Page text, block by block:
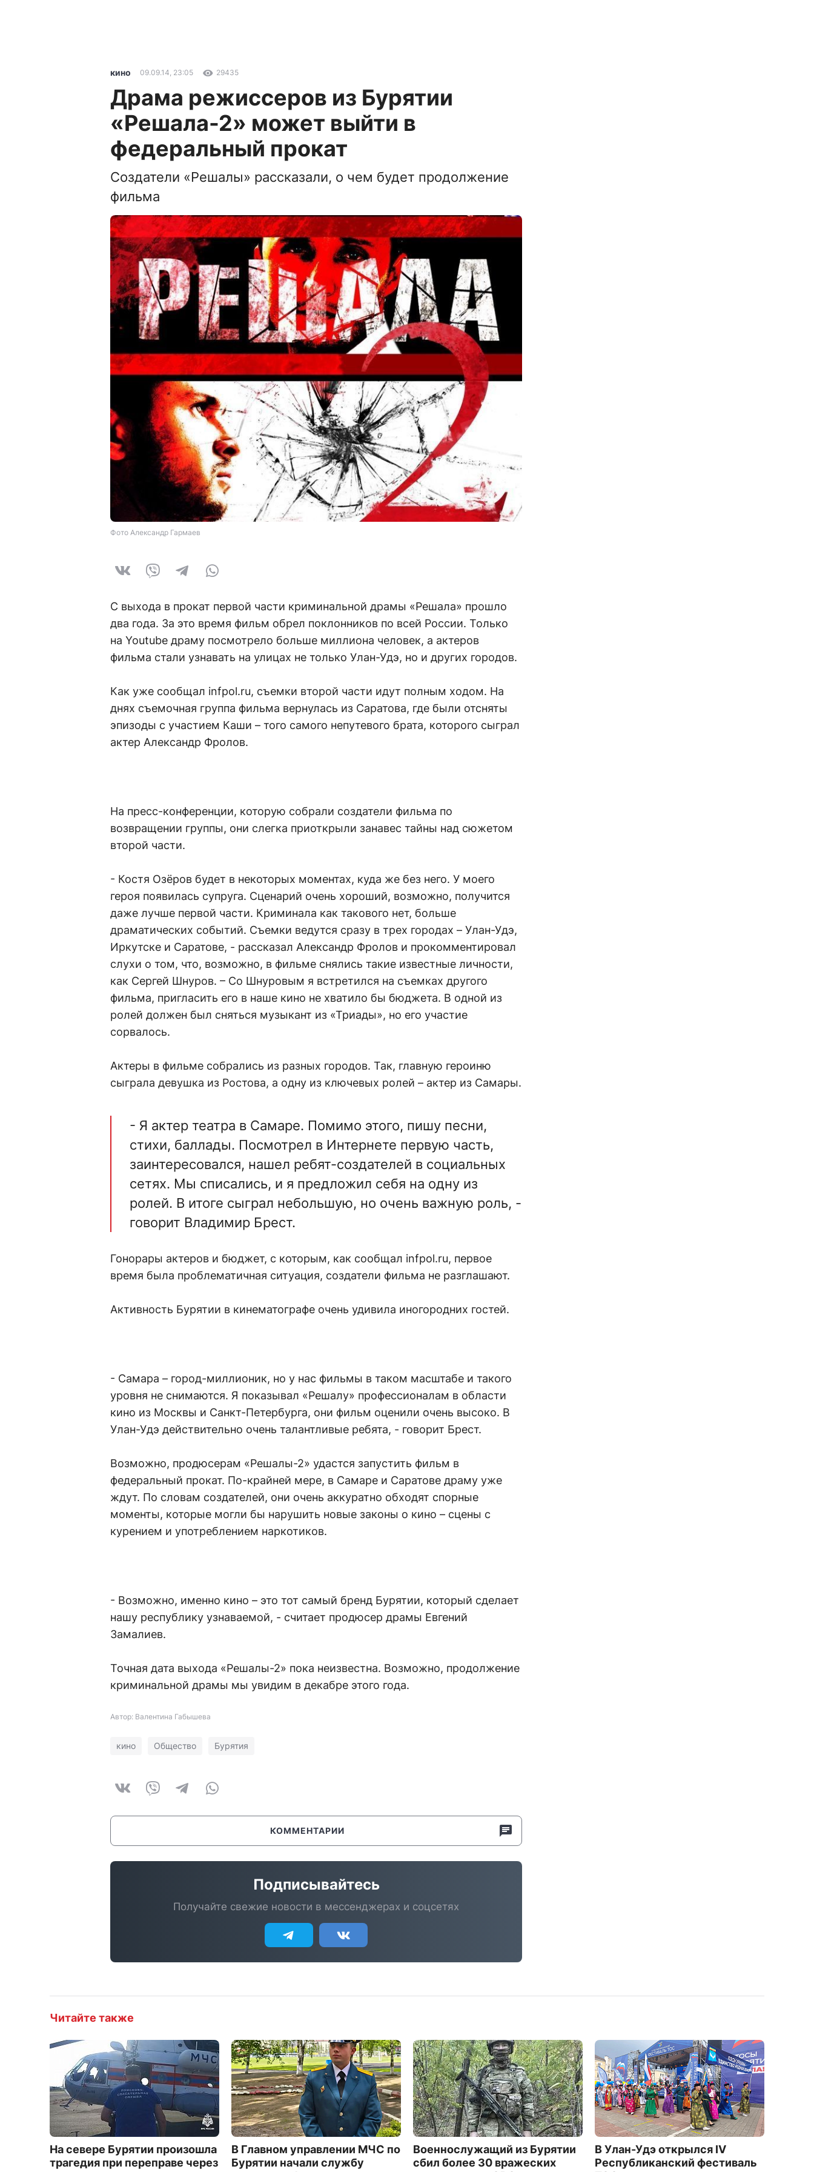
кино 09.09.14, 23:05 29435
Драма режиссеров из Бурятии
«Решала-2» может выйти в
федеральный прокат
Создатели «Решалы» рассказали, о чем будет продолжение
фильма
Фото Александр Гармаев
С выхода в прокат первой части криминальной драмы «Решала» прошло
два года. За это время фильм обрел поклонников по всей России. Только
на Youtube драму посмотрело больше миллиона человек, а актеров
фильма стали узнавать на улицах не только Улан-Удэ, но и других городов.
Как уже сообщал infpol.ru, съемки второй части идут полным ходом. На
днях съемочная группа фильма вернулась из Саратова, где были отсняты
эпизоды с участием Каши – того самого непутевого брата, которого сыграл
актер Александр Фролов.
На пресс-конференции, которую собрали создатели фильма по
возвращении группы, они слегка приоткрыли занавес тайны над сюжетом
второй части.
- Костя Озёров будет в некоторых моментах, куда же без него. У моего
героя появилась супруга. Сценарий очень хороший, возможно, получится
даже лучше первой части. Криминала как такового нет, больше
драматических событий. Съемки ведутся сразу в трех городах – Улан-Удэ,
Иркутске и Саратове, - рассказал Александр Фролов и прокомментировал
слухи о том, что, возможно, в фильме снялись такие известные личности,
как Сергей Шнуров. – Со Шнуровым я встретился на съемках другого
фильма, пригласить его в наше кино не хватило бы бюджета. В одной из
ролей должен был сняться музыкант из «Триады», но его участие
сорвалось.
Актеры в фильме собрались из разных городов. Так, главную героиню
сыграла девушка из Ростова, а одну из ключевых ролей – актер из Самары.
- Я актер театра в Самаре. Помимо этого, пишу песни,
стихи, баллады. Посмотрел в Интернете первую часть,
заинтересовался, нашел ребят-создателей в социальных
сетях. Мы списались, и я предложил себя на одну из
ролей. В итоге сыграл небольшую, но очень важную роль, -
говорит Владимир Брест.
Гонорары актеров и бюджет, с которым, как сообщал infpol.ru, первое
время была проблематичная ситуация, создатели фильма не разглашают.
Активность Бурятии в кинематографе очень удивила иногородних гостей.
- Самара – город-миллионик, но у нас фильмы в таком масштабе и такого
уровня не снимаются. Я показывал «Решалу» профессионалам в области
кино из Москвы и Санкт-Петербурга, они фильм оценили очень высоко. В
Улан-Удэ действительно очень талантливые ребята, - говорит Брест.
Возможно, продюсерам «Решалы-2» удастся запустить фильм в
федеральный прокат. По-крайней мере, в Самаре и Саратове драму уже
ждут. По словам создателей, они очень аккуратно обходят спорные
моменты, которые могли бы нарушить новые законы о кино – сцены с
курением и употреблением наркотиков.
- Возможно, именно кино – это тот самый бренд Бурятии, который сделает
нашу республику узнаваемой, - считает продюсер драмы Евгений
Замалиев.
Точная дата выхода «Решалы-2» пока неизвестна. Возможно, продолжение
криминальной драмы мы увидим в декабре этого года.
Автор: Валентина Габышева
кино Общество Бурятия
КОММЕНТАРИИ
Подписывайтесь
Получайте свежие новости в мессенджерах и соцсетях
Читайте также
На севере Бурятии произошла
трагедия при переправе через
В Главном управлении МЧС по
Бурятии начали службу
Военнослужащий из Бурятии
сбил более 30 вражеских
В Улан-Удэ открылся IV
Республиканский фестиваль